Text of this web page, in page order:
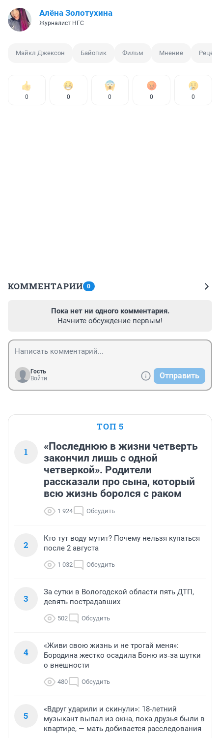
Алёна Золотухина
Журналист НГС
Майкл Джексон Байопик Фильм Мнение
0 0 0 0 0
КОММЕНТАРИИ 0
Пока нет ни одного комментария.
Начните обсуждение первым!
Гость
Войти
Отправить
ТОП 5
1
«Последнюю в жизни четверть
закончил лишь с одной
четверкой». Родители
рассказали про сына, который
всю жизнь боролся с раком
1 924 Обсудить
2
Кто тут воду мутит? Почему нельзя купаться
после 2 августа
1 032 Обсудить
3
За сутки в Вологодской области пять ДТП,
девять пострадавших
502 Обсудить
4
«Живи свою жизнь и не трогай меня»:
Бородина жестко осадила Боню из‑за шутки
о внешности
480 Обсудить
5
«Вдруг ударили и скинули»: 18-летний
музыкант выпал из окна, пока друзья были в
квартире, — мать добивается расследования